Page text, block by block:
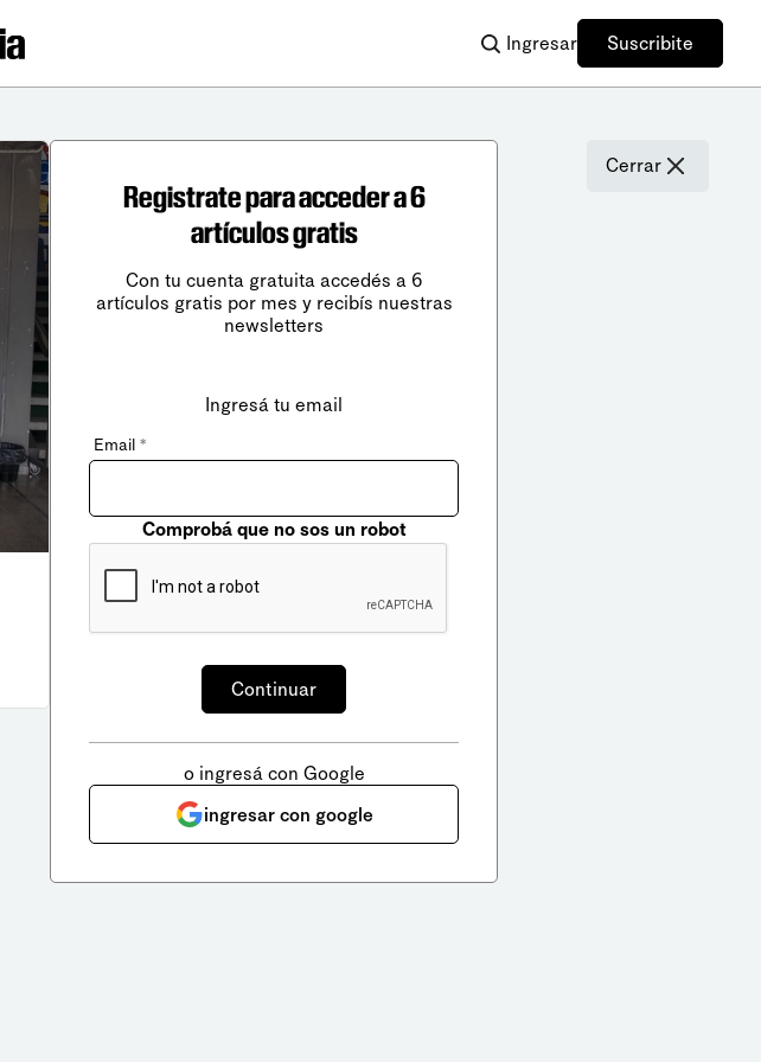
Ingresar Suscribite
Cerrar
Registrate para acceder a 6
artículos gratis
Con tu cuenta gratuita accedés a 6
artículos gratis por mes y recibís nuestras
newsletters
Ingresá tu email
Email *
Comprobá que no sos un robot
o ingresá con Google
ingresar con google